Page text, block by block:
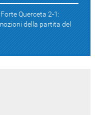
Querceta 2-1:
della partita del